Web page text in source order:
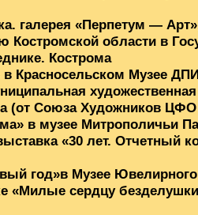
галерея «Перпетум —
области в
Кострома
Красносельском Музее
(от Союза Художников
в музее Митрополичьи
«30 лет. Отчетный
год»в Музее Ювелирного
«Милые сердцу